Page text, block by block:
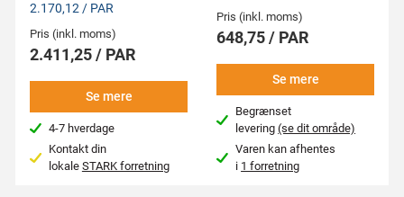
2.170,12 / PAR
Pris (inkl. moms)
2.411,25 / PAR
Se mere
4-7 hverdage
Kontakt din
lokale STARK forretning
Pris (inkl. moms)
648,75 / PAR
Se mere
Begrænset
levering(se dit område)
Varen kan afhentes
i 1 forretning